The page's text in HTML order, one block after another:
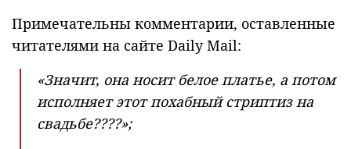
Примечательны комментарии, оставленные
читателями на сайте Daily Mail:
«Значит, она носит белое платье, а потом
исполняет этот похабный стриптиз на
свадьбе????»;